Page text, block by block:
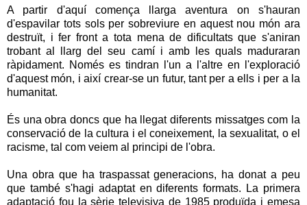
A partir d'aquí comença llarga aventura on s'hauran
d'espavilar tots sols per sobreviure en aquest nou món ara
destruït, i fer front a tota mena de dificultats que s'aniran
trobant al llarg del seu camí i amb les quals maduraran
ràpidament. Només es tindran l'un a l'altre en l'exploració
d'aquest món, i així crear-se un futur, tant per a ells i per a la
humanitat.
És una obra doncs que ha llegat diferents missatges com la
conservació de la cultura i el coneixement, la sexualitat, o el
racisme, tal com veiem al principi de l'obra.
Una obra que ha traspassat generacions, ha donat a peu
que també s'hagi adaptat en diferents formats. La primera
adaptació fou la sèrie televisiva de 1985 produïda i emesa